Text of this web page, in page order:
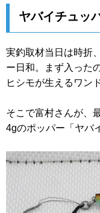
ヤバイチュッ
実釣取材当日は時折
ー日和。まず入った
ヒシモが生えるワンド
そこで富村さんが、
4gのポッパー「ヤバ